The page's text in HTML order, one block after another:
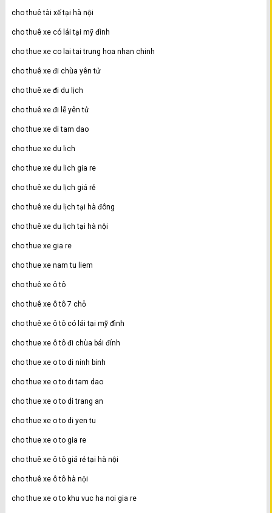
cho thuê tài xế tại hà nội
cho thuê xe có lái tại mỹ đình
cho thue xe co lai tai trung hoa nhan chinh
cho thuê xe đi chùa yên tử
cho thuê xe đi du lịch
cho thuê xe đi lễ yên tử
cho thue xe di tam dao
cho thue xe du lich
cho thue xe du lich gia re
cho thuê xe du lịch giá rẻ
cho thuê xe du lịch tại hà đông
cho thuê xe du lịch tại hà nội
cho thue xe gia re
cho thue xe nam tu liem
cho thuê xe ô tô
cho thuê xe ô tô 7 chỗ
cho thuê xe ô tô có lái tại mỹ đình
cho thue xe ô tô đi chùa bái đính
cho thue xe o to di ninh binh
cho thue xe o to di tam dao
cho thue xe o to di trang an
cho thue xe o to di yen tu
cho thue xe o to gia re
cho thuê xe ô tô giá rẻ tại hà nội
cho thuê xe ô tô hà nội
cho thue xe o to khu vuc ha noi gia re